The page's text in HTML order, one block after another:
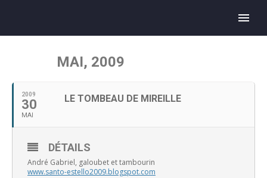
MAI, 2009
2009
30
MAI
LE TOMBEAU DE MIREILLE
DÉTAILS
André Gabriel, galoubet et tambourin
www.santo-estello2009.blogspot.com